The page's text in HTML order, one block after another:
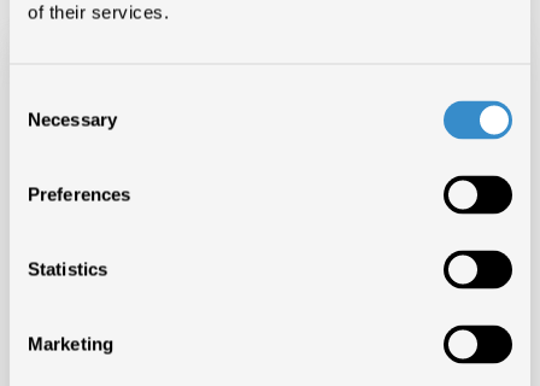
of their services.
Selection
Necessary
Preferences
Statistics
Marketing